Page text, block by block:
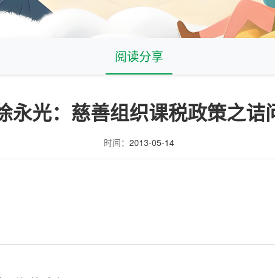
阅读分享
永光：慈善组织课税政策之诘
时间： 2013-05-14